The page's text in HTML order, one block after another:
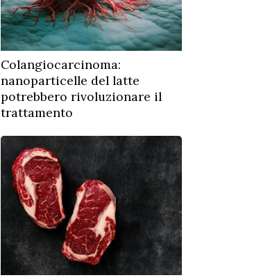
Colangiocarcinoma:
nanoparticelle del latte
potrebbero rivoluzionare il
trattamento